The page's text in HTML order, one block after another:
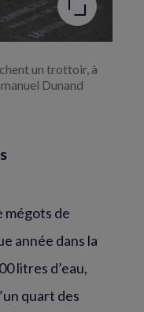
un trottoir, à
Dunand
mégots de
année dans la
litres d’eau,
quart des